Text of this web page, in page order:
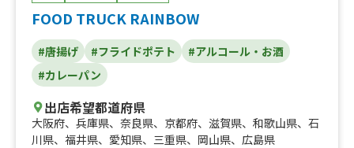
FOOD TRUCK RAINBOW
#唐揚げ #フライドポテト
#アルコール・お酒
#カレーパン
出店希望都道府県
大阪府、 兵庫県、 奈良県、 京都府、 滋賀県、 和歌山県、 石
川県、 福井県、 愛知県、 三重県、 岡山県、 広島県